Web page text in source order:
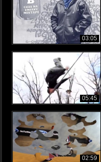
03:05
05:45
02:59